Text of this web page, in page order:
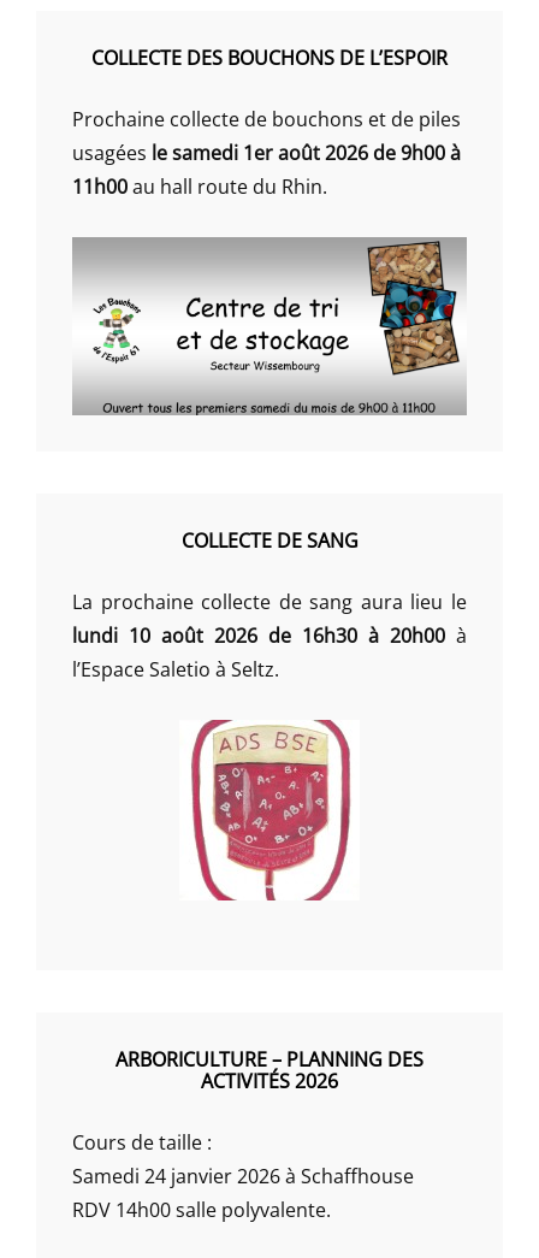
COLLECTE DES BOUCHONS DE L’ESPOIR
Prochaine collecte de bouchons et de piles
usagées le samedi 1er août 2026 de 9h00 à
11h00au hall route du Rhin.
COLLECTE DE SANG
La prochaine collecte de sang aura lieu le
lundi 10 août 2026 de 16h30 à 20h00 à
l’Espace Saletio à Seltz.
ARBORICULTURE – PLANNING DES
ACTIVITÉS 2026
Cours de taille :
Samedi 24 janvier 2026 à Schaffhouse
RDV 14h00 salle polyvalente.